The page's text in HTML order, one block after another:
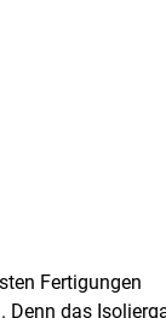
Fertigungen
Denn das